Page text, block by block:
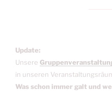
Update:
Unsere
in unseren
Was schon immer galt und